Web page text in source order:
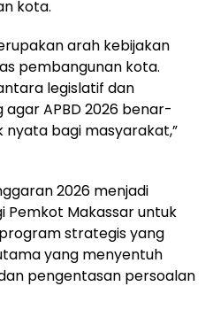
kota.
arah kebijakan
pembangunan kota.
legislatif dan
APBD 2026 benar-
bagi masyarakat,”
2026 menjadi
Makassar untuk
strategis yang
yang menyentuh
pengentasan persoalan